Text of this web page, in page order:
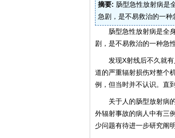
摘要: 肠型急性放射病是
急剧，是不易救治的一种
肠型急性放射病是全
剧，是不易救治的一种急
发现X射线后不久就
道的严重辐射损伤对整个
例，但当时并不认识。直
关于人的肠型放射病
外辐射事故的病人中有三
少问题有待进一步研究阐明